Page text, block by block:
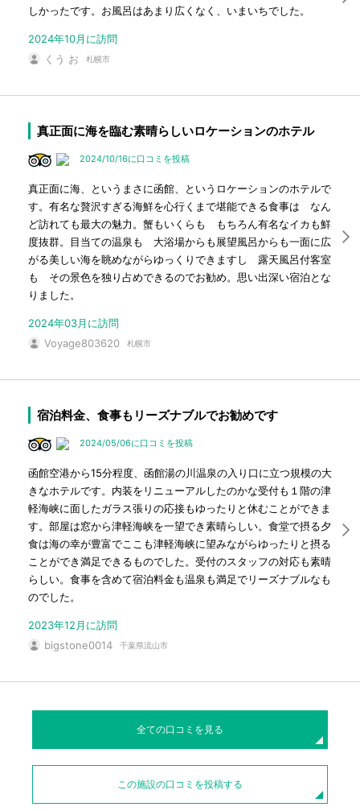
しかったです。お風呂はあまり広くなく、いまいちでした。
2024年10月に訪問
くう お
札幌市
真正面に海を臨む素晴らしいロケーションのホテル
2024/10/16に口コミを投稿
真正面に海、というまさに函館、というロケーションのホテルで
す。有名な贅沢すぎる海鮮を心行くまで堪能できる食事は なん
ど訪れても最大の魅力。蟹もいくらも もちろん有名なイカも鮮
度抜群。目当ての温泉も 大浴場からも展望風呂からも一面に広
がる美しい海を眺めながらゆっくりできますし 露天風呂付客室
も その景色を独り占めできるのでお勧め。思い出深い宿泊とな
りました。
2024年03月に訪問
Voyage803620
札幌市
宿泊料金、食事もリーズナブルでお勧めです
2024/05/06に口コミを投稿
函館空港から15分程度、函館湯の川温泉の入り口に立つ規模の大
きなホテルです。内装をリニューアルしたのかな受付も１階の津
軽海峡に面したガラス張りの応接もゆったりと休むことができま
す。部屋は窓から津軽海峡を一望でき素晴らしい。食堂で摂る夕
食は海の幸が豊富でここも津軽海峡に望みながらゆったりと摂る
ことができ満足できるものでした。受付のスタッフの対応も素晴
らしい。食事を含めて宿泊料金も温泉も満足でリーズナブルなも
のでした。
2023年12月に訪問
bigstone0014
千葉県流山市
全ての口コミを見る
この施設の口コミを投稿する